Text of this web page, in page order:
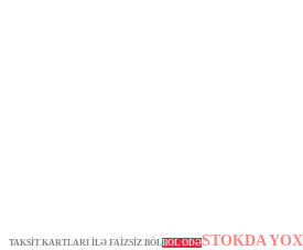
TAKSİT KARTLARI İLƏ FAİZSİZ BÖLBÖL ÖDƏSTOKDA